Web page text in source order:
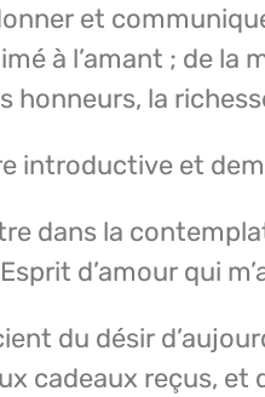
et
à l’amant ; de la
honneurs, la
introductive et
dans la
d’amour qui
du désir
cadeaux reçus, et